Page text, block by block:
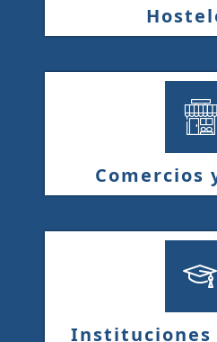
Comercios
Instituciones